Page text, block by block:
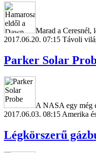
Marad a Ceresnél,
2017.06.20. 07:15 Távoli
Parker Solar
A NASA egy még
2017.06.03. 08:15Amerika
Légkörszerű